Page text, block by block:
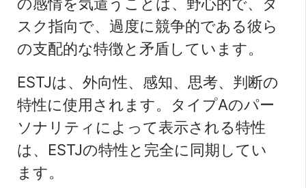
の感情を気遣うことは、野心的で、タ
スク指向で、過度に競争的である彼ら
の支配的な特徴と矛盾しています。
ESTJは、外向性、感知、思考、判断の
特性に使用されます。タイプAのパー
ソナリティによって表示される特性
は、ESTJの特性と完全に同期してい
ます。